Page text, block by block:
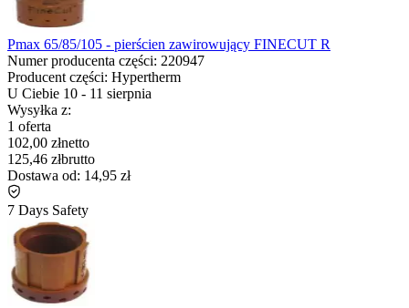
Pmax 65/85/105 - pierścien zawirowujący FINECUT R
Numer producenta części: 220947
Producent części: Hypertherm
U Ciebie 10 - 11 sierpnia
Wysyłka z:
1 oferta
102,00 złnetto
125,46 złbrutto
Dostawa od: 14,95 zł
7 Days Safety